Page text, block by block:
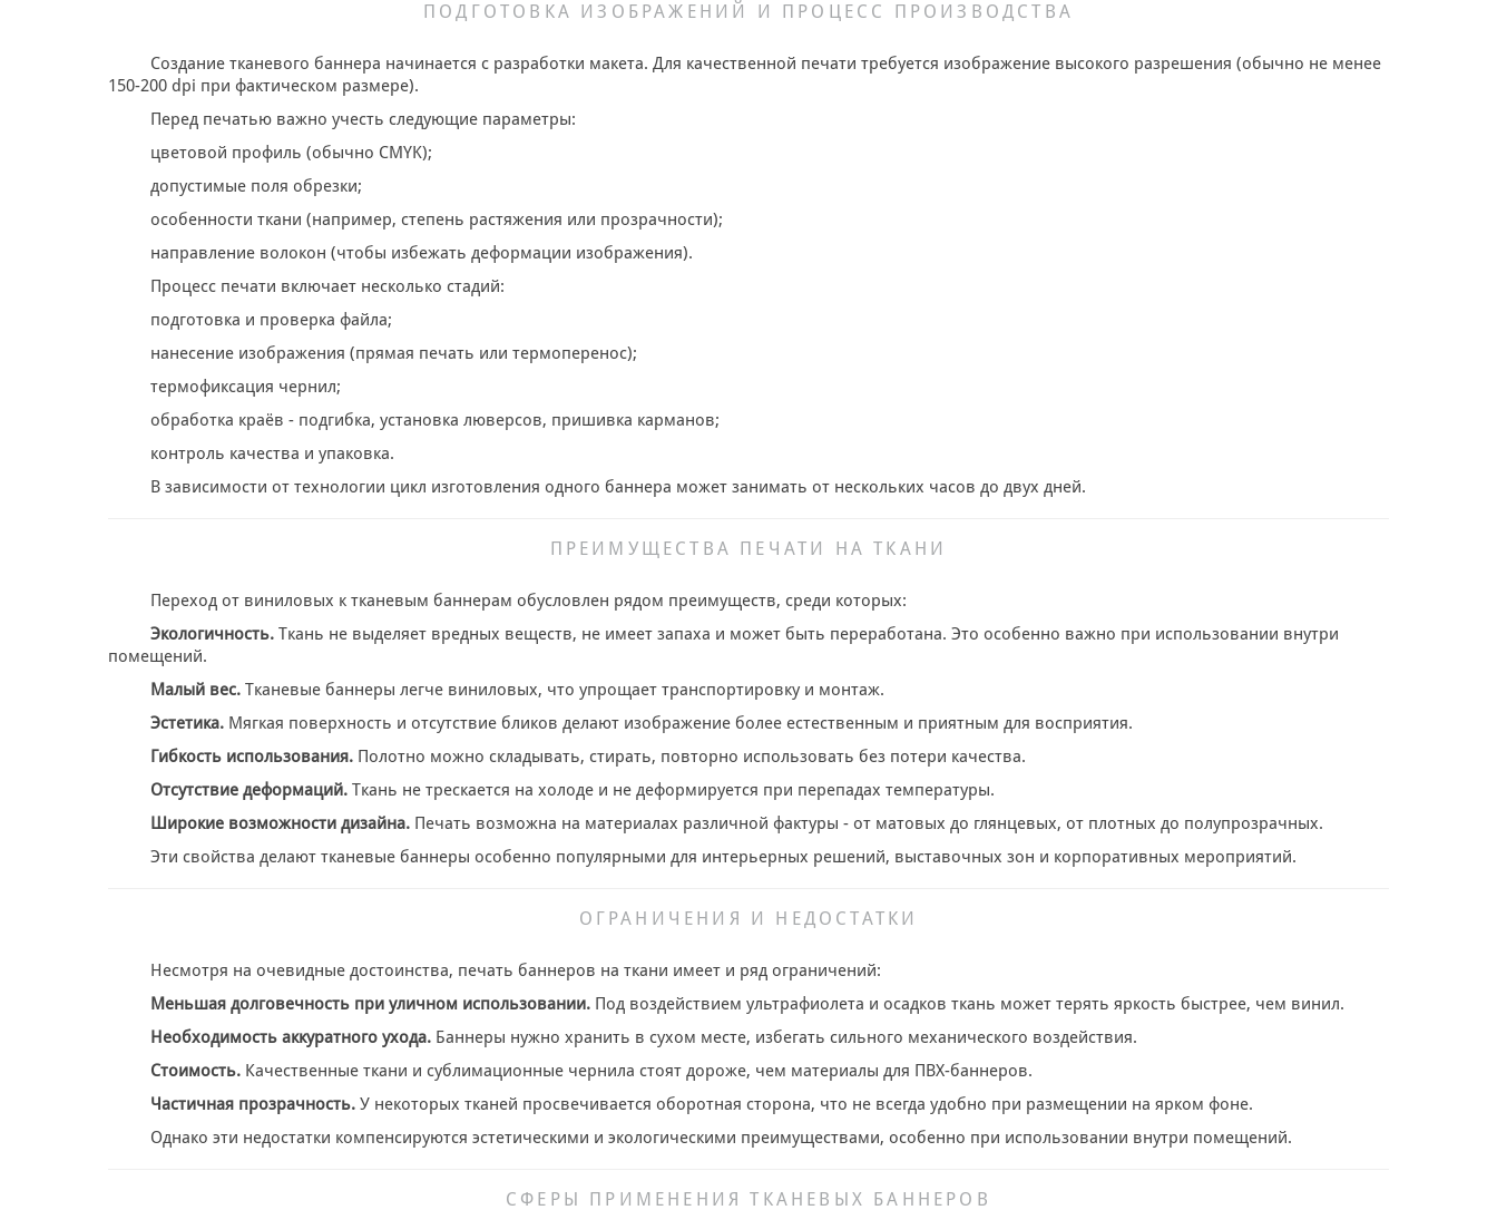
ПОДГОТОВКА ИЗОБРАЖЕНИЙ И ПРОЦЕСС ПРОИЗВОДСТВА
Создание тканевого баннера начинается с разработки макета. Для качественной печати требуется изображение высокого разрешения (обычно не менее
150-200 dpi при фактическом размере).
Перед печатью важно учесть следующие параметры:
цветовой профиль (обычно CMYK);
допустимые поля обрезки;
особенности ткани (например, степень растяжения или прозрачности);
направление волокон (чтобы избежать деформации изображения).
Процесс печати включает несколько стадий:
подготовка и проверка файла;
нанесение изображения (прямая печать или термоперенос);
термофиксация чернил;
обработка краёв - подгибка, установка люверсов, пришивка карманов;
контроль качества и упаковка.
В зависимости от технологии цикл изготовления одного баннера может занимать от нескольких часов до двух дней.
ПРЕИМУЩЕСТВА ПЕЧАТИ НА ТКАНИ
Переход от виниловых к тканевым баннерам обусловлен рядом преимуществ, среди которых:
Экологичность.Ткань не выделяет вредных веществ, не имеет запаха и может быть переработана. Это особенно важно при использовании внутри
помещений.
Малый вес.Тканевые баннеры легче виниловых, что упрощает транспортировку и монтаж.
Эстетика.Мягкая поверхность и отсутствие бликов делают изображение более естественным и приятным для восприятия.
Гибкость использования.Полотно можно складывать, стирать, повторно использовать без потери качества.
Отсутствие деформаций.Ткань не трескается на холоде и не деформируется при перепадах температуры.
Широкие возможности дизайна.Печать возможна на материалах различной фактуры - от матовых до глянцевых, от плотных до полупрозрачных.
Эти свойства делают тканевые баннеры особенно популярными для интерьерных решений, выставочных зон и корпоративных мероприятий.
ОГРАНИЧЕНИЯ И НЕДОСТАТКИ
Несмотря на очевидные достоинства, печать баннеров на ткани имеет и ряд ограничений:
Меньшая долговечность при уличном использовании.Под воздействием ультрафиолета и осадков ткань может терять яркость быстрее, чем винил.
Необходимость аккуратного ухода.Баннеры нужно хранить в сухом месте, избегать сильного механического воздействия.
Стоимость.Качественные ткани и сублимационные чернила стоят дороже, чем материалы для ПВХ-баннеров.
Частичная прозрачность.У некоторых тканей просвечивается оборотная сторона, что не всегда удобно при размещении на ярком фоне.
Однако эти недостатки компенсируются эстетическими и экологическими преимуществами, особенно при использовании внутри помещений.
СФЕРЫ ПРИМЕНЕНИЯ ТКАНЕВЫХ БАННЕРОВ